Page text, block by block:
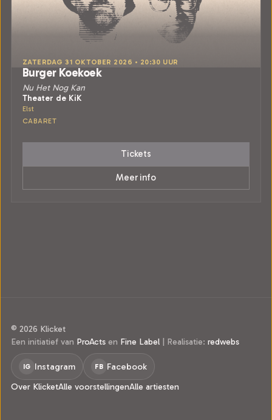
ZATERDAG 31 OKTOBER 2026 • 20:30 UUR
Burger Koekoek
Nu Het Nog Kan
Theater de KiK
Elst
CABARET
Tickets
Meer info
© 2026 Klicket
Een initiatief van ProActs en Fine Label | Realisatie: redwebs
IG Instagram FB Facebook
Over KlicketAlle voorstellingenAlle artiesten